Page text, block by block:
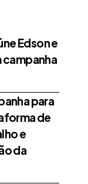
Edson e
campanha
para
de
e
da